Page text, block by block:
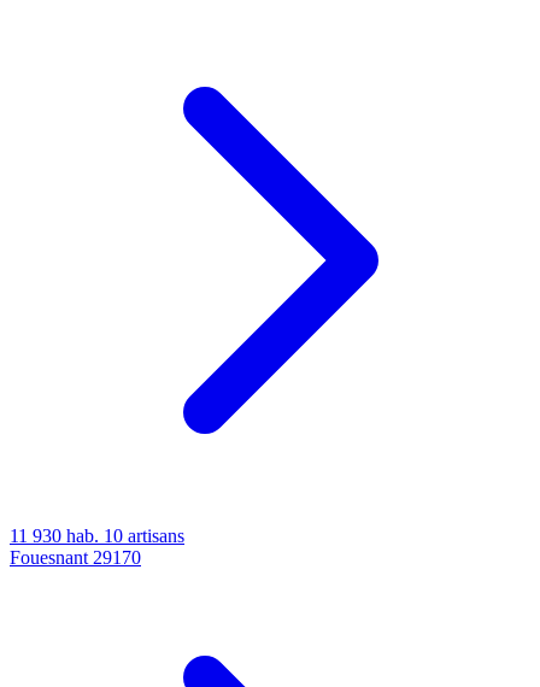
11 930 hab. 10 artisans
Fouesnant 29170